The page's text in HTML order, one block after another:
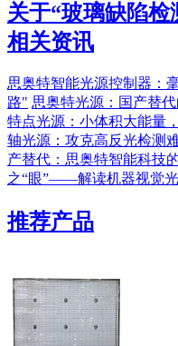
关于“玻璃缺陷检
相关资讯
思奥特智能光源控制器：
路" 思奥特光源：国产替
特点光源：小体积大能量
轴光源：攻克高反光检测
产替代：思奥特智能科技
之“眼”——解读机器视觉
推荐产品